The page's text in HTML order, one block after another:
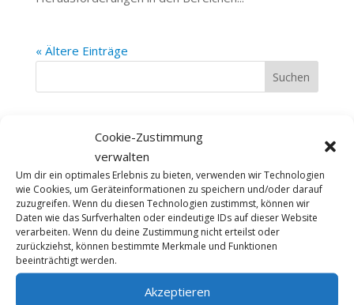
Cookie-Zustimmung
verwalten
Um dir ein optimales Erlebnis zu bieten, verwenden wir Technologien
wie Cookies, um Geräteinformationen zu speichern und/oder darauf
zuzugreifen. Wenn du diesen Technologien zustimmst, können wir
Daten wie das Surfverhalten oder eindeutige IDs auf dieser Website
verarbeiten. Wenn du deine Zustimmung nicht erteilst oder
zurückziehst, können bestimmte Merkmale und Funktionen
beeinträchtigt werden.
Akzeptieren
« Ältere Einträge
Suchen
Recent Posts
Schwere Unwetterschäden im Knoblauchsland –
Jetzt zählt schnelle Hilfe
Blick hinter die Kulissen des Bayerischen Landtags
#PirnerPacktAn – in der Gastronomie!
Interview Plenum TV: Finanzielle Bildung und
Ernährungstherapie im Fokus
Modern, leistungsfähig, zukunftsorientiert: